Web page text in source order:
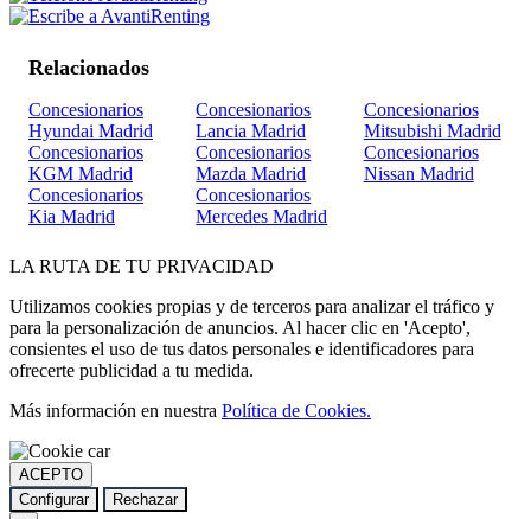
Relacionados
Concesionarios
Hyundai Madrid
Concesionarios
KGM Madrid
Concesionarios
Kia Madrid
Concesionarios
Lancia Madrid
Concesionarios
Mazda Madrid
Concesionarios
Mercedes Madrid
Concesionarios
Mitsubishi Madrid
Concesionarios
Nissan Madrid
LA RUTA DE TU PRIVACIDAD
Utilizamos cookies propias y de terceros para analizar el tráfico y
para la personalización de anuncios. Al hacer clic en 'Acepto',
consientes el uso de tus datos personales e identificadores para
ofrecerte publicidad a tu medida.
Más información en nuestra Política de Cookies.
ACEPTO
Configurar
Rechazar